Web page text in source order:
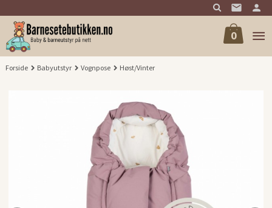
til
innholdet
0
Forside Babyutstyr Vognpose Høst/Vinter